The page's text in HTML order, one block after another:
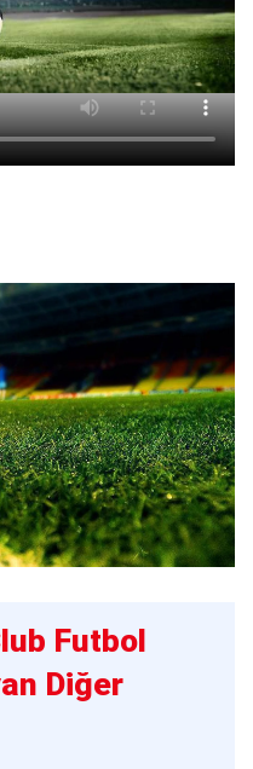
Futbol
Diğer